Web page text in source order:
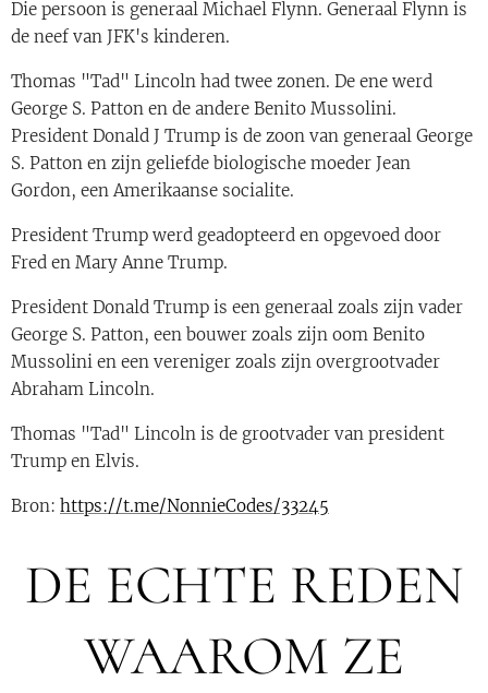
Die persoon is generaal Michael Flynn. Generaal Flynn is
de neef van JFK's kinderen.
Thomas "Tad" Lincoln had twee zonen. De ene werd
George S. Patton en de andere Benito Mussolini.
President Donald J Trump is de zoon van generaal George
S. Patton en zijn geliefde biologische moeder Jean
Gordon, een Amerikaanse socialite.
President Trump werd geadopteerd en opgevoed door
Fred en Mary Anne Trump.
President Donald Trump is een generaal zoals zijn vader
George S. Patton, een bouwer zoals zijn oom Benito
Mussolini en een vereniger zoals zijn overgrootvader
Abraham Lincoln.
Thomas "Tad" Lincoln is de grootvader van president
Trump en Elvis.
Bron: https://t.me/NonnieCodes/33245
DE ECHTE REDEN
WAAROM ZE